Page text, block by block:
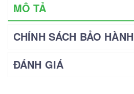
MÔ TẢ
CHÍNH SÁCH BẢO HÀNH
ĐÁNH GIÁ